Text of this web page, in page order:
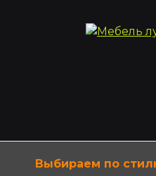
Выбираем по